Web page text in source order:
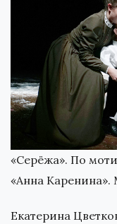
«Серёжа». По
«Анна Каренина».
Екатерина